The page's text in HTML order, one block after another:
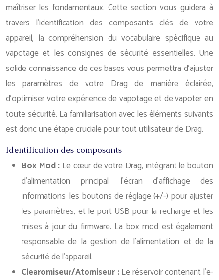
maîtriser les fondamentaux. Cette section vous guidera à
travers l’identification des composants clés de votre
appareil, la compréhension du vocabulaire spécifique au
vapotage et les consignes de sécurité essentielles. Une
solide connaissance de ces bases vous permettra d’ajuster
les paramètres de votre Drag de manière éclairée,
d’optimiser votre expérience de vapotage et de vapoter en
toute sécurité. La familiarisation avec les éléments suivants
est donc une étape cruciale pour tout utilisateur de Drag.
Identification des composants
Box Mod : Le cœur de votre Drag, intégrant le bouton
d’alimentation principal, l’écran d’affichage des
informations, les boutons de réglage (+/-) pour ajuster
les paramètres, et le port USB pour la recharge et les
mises à jour du firmware. La box mod est également
responsable de la gestion de l’alimentation et de la
sécurité de l’appareil.
Clearomiseur/Atomiseur :Le réservoir contenant l’e-